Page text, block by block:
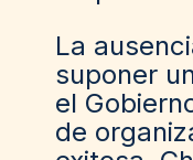
La
suponer
el
de